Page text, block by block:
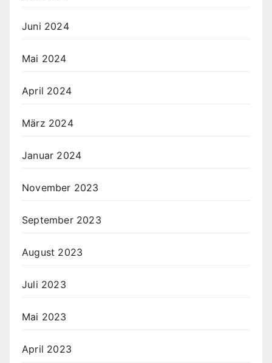
Juni 2024
Mai 2024
April 2024
März 2024
Januar 2024
November 2023
September 2023
August 2023
Juli 2023
Mai 2023
April 2023